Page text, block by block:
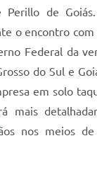
Perillo de
o encontro
Federal da
do Sul e
em solo
mais
nos meios